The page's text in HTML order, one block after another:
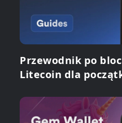
Przewodnik po
Litecoin dla